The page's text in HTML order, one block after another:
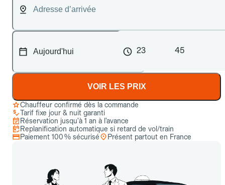
23 45
VOIR LES PRIX
Chauffeur confirmé dès la commande
Tarif fixe jour & nuit garanti
Réservation jusqu’à 1 an à l’avance
Replanification automatique si retard de vol/train
Paiement 100 % sécurisé
Présent partout en France